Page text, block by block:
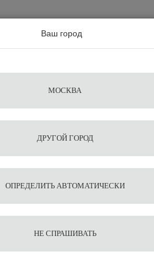
средства
Ваш город
МОСКВА
ДРУГОЙ ГОРОД
ОПРЕДЕЛИТЬ АВТОМАТИЧЕСКИ
НЕ СПРАШИВАТЬ